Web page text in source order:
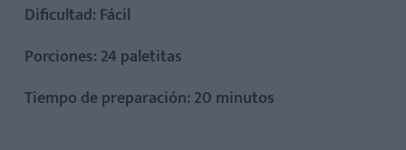
Dificultad: Fácil
Porciones: 24 paletitas
Tiempo de preparación: 20 minutos